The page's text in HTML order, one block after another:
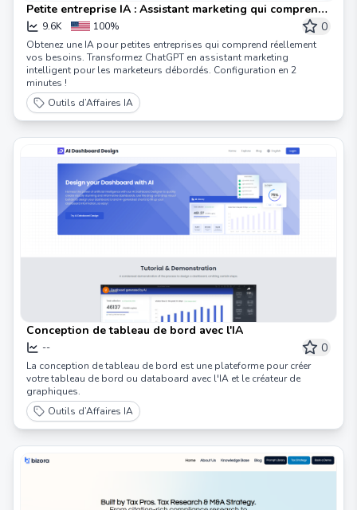
Petite entreprise IA : Assistant marketing qui comprend
votre entreprise
9.6K 100% 0
Obtenez une IA pour petites entreprises qui comprend réellement
vos besoins. Transformez ChatGPT en assistant marketing
intelligent pour les marketeurs débordés. Configuration en 2
minutes !
Outils d’Affaires IA
Conception de tableau de bord avec l'IA
-- 0
La conception de tableau de bord est une plateforme pour créer
votre tableau de bord ou databoard avec l'IA et le créateur de
graphiques.
Outils d’Affaires IA